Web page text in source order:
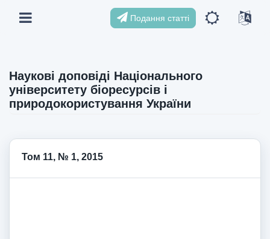
Подання статті
Наукові доповіді Національного
університету біоресурсів і
природокористування України
Том 11, № 1, 2015